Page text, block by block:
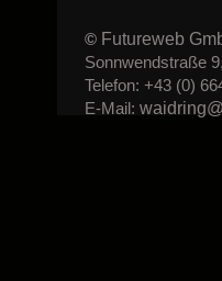
© Futureweb
Sonnwendstraße
Telefon: +43 (0)
E-Mail: